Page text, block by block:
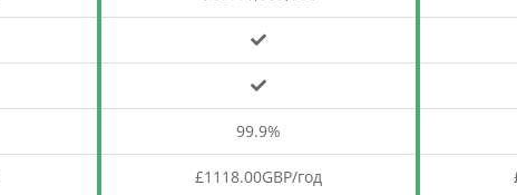
99.9%
£1118.00GBP/год